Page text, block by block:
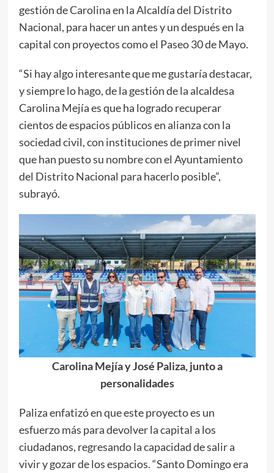
gestión de Carolina en la Alcaldía del Distrito
Nacional, para hacer un antes y un después en la
capital con proyectos como el Paseo 30 de Mayo.
“Si hay algo interesante que me gustaría destacar,
y siempre lo hago, de la gestión de la alcaldesa
Carolina Mejía es que ha logrado recuperar
cientos de espacios públicos en alianza con la
sociedad civil, con instituciones de primer nivel
que han puesto su nombre con el Ayuntamiento
del Distrito Nacional para hacerlo posible”,
subrayó.
Carolina Mejía y José Paliza, junto a
personalidades
Paliza enfatizó en que este proyecto es un
esfuerzo más para devolver la capital a los
ciudadanos, regresando la capacidad de salir a
vivir y gozar de los espacios. “Santo Domingo era